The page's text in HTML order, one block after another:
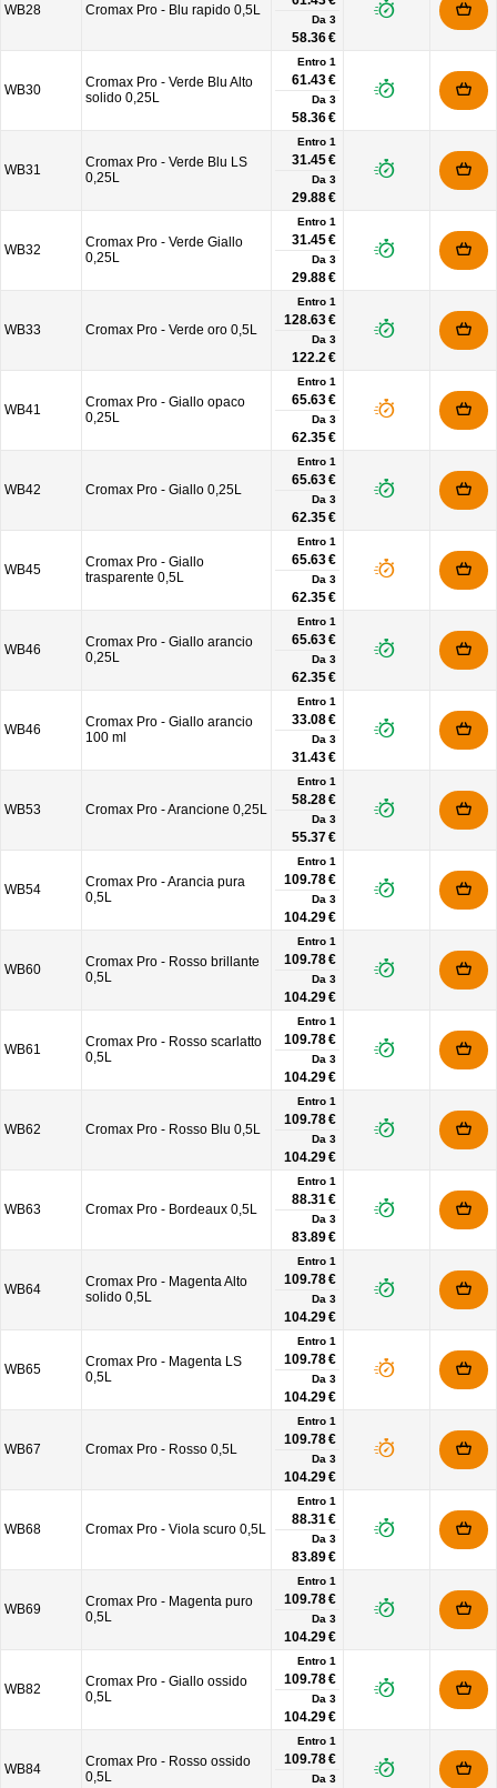
WB28 Cromax Pro - Blu rapido 0,5L
Da 3
58.36 €
WB30
Cromax Pro - Verde Blu Alto
solido 0,25L
Entro 1
61.43 €
Da 3
58.36 €
WB31
Cromax Pro - Verde Blu LS
0,25L
Entro 1
31.45 €
Da 3
29.88 €
WB32
Cromax Pro - Verde Giallo
0,25L
Entro 1
31.45 €
Da 3
29.88 €
WB33 Cromax Pro - Verde oro 0,5L
Entro 1
128.63 €
Da 3
122.2 €
WB41
Cromax Pro - Giallo opaco
0,25L
Entro 1
65.63 €
Da 3
62.35 €
WB42 Cromax Pro - Giallo 0,25L
Entro 1
65.63 €
Da 3
62.35 €
WB45
Cromax Pro - Giallo
trasparente 0,5L
Entro 1
65.63 €
Da 3
62.35 €
WB46
Cromax Pro - Giallo arancio
0,25L
Entro 1
65.63 €
Da 3
62.35 €
WB46
Cromax Pro - Giallo arancio
100 ml
Entro 1
33.08 €
Da 3
31.43 €
WB53 Cromax Pro - Arancione 0,25L
Entro 1
58.28 €
Da 3
55.37 €
WB54
Cromax Pro - Arancia pura
0,5L
Entro 1
109.78 €
Da 3
104.29 €
WB60
Cromax Pro - Rosso brillante
0,5L
Entro 1
109.78 €
Da 3
104.29 €
WB61
Cromax Pro - Rosso scarlatto
0,5L
Entro 1
109.78 €
Da 3
104.29 €
WB62 Cromax Pro - Rosso Blu 0,5L
Entro 1
109.78 €
Da 3
104.29 €
WB63 Cromax Pro - Bordeaux 0,5L
Entro 1
88.31 €
Da 3
83.89 €
WB64
Cromax Pro - Magenta Alto
solido 0,5L
Entro 1
109.78 €
Da 3
104.29 €
WB65
Cromax Pro - Magenta LS
0,5L
Entro 1
109.78 €
Da 3
104.29 €
WB67 Cromax Pro - Rosso 0,5L
Entro 1
109.78 €
Da 3
104.29 €
WB68 Cromax Pro - Viola scuro 0,5L
Entro 1
88.31 €
Da 3
83.89 €
WB69
Cromax Pro - Magenta puro
0,5L
Entro 1
109.78 €
Da 3
104.29 €
WB82
Cromax Pro - Giallo ossido
0,5L
Entro 1
109.78 €
Da 3
104.29 €
WB84
Cromax Pro - Rosso ossido
0,5L
Entro 1
109.78 €
Da 3